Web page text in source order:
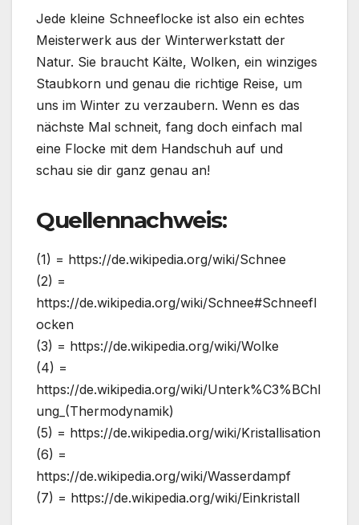
Jede kleine Schneeflocke ist also ein echtes
Meisterwerk aus der Winterwerkstatt der
Natur. Sie braucht Kälte, Wolken, ein winziges
Staubkorn und genau die richtige Reise, um
uns im Winter zu verzaubern. Wenn es das
nächste Mal schneit, fang doch einfach mal
eine Flocke mit dem Handschuh auf und
schau sie dir ganz genau an!
Quellennachweis:
(1) = https://de.wikipedia.org/wiki/Schnee
(2) =
https://de.wikipedia.org/wiki/Schnee#Schneefl
ocken
(3) = https://de.wikipedia.org/wiki/Wolke
(4) =
https://de.wikipedia.org/wiki/Unterk%C3%BChl
ung_(Thermodynamik)
(5) = https://de.wikipedia.org/wiki/Kristallisation
(6) =
https://de.wikipedia.org/wiki/Wasserdampf
(7) = https://de.wikipedia.org/wiki/Einkristall